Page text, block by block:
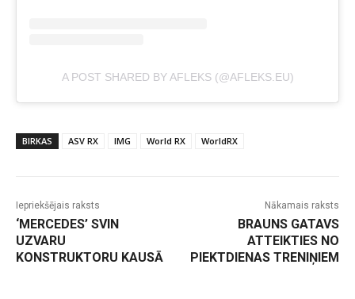
A POST SHARED BY AFLEKS (@AFLEKS.EU)
BIRKAS ASV RX IMG World RX WorldRX
Iepriekšējais raksts
‘MERCEDES’ SVIN
UZVARU
KONSTRUKTORU KAUSĀ
Nākamais raksts
BRAUNS GATAVS
ATTEIKTIES NO
PIEKTDIENAS TRENIŅIEM